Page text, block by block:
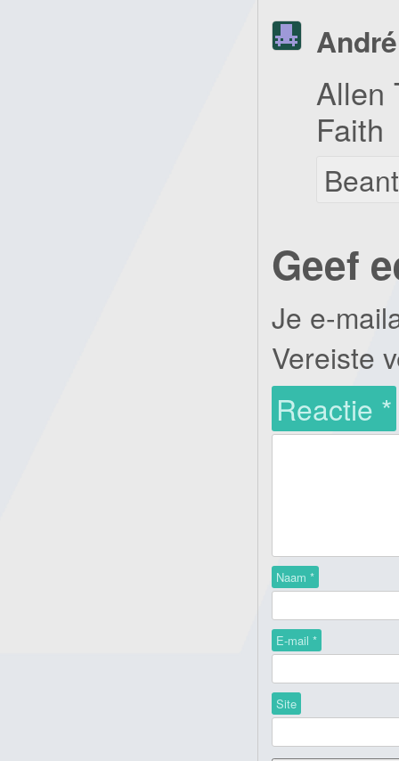
André
Allen
Faith
Geef
Je e-
Vereiste
Reactie *
Naam *
E-mail *
Site